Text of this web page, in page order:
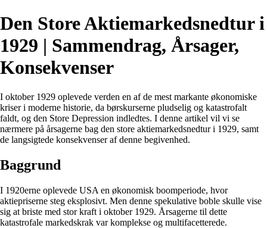
Den Store Aktiemarkedsnedtur i
1929 | Sammendrag, Årsager,
Konsekvenser
I oktober 1929 oplevede verden en af de mest markante økonomiske
kriser i moderne historie, da børskurserne pludselig og katastrofalt
faldt, og den Store Depression indledtes. I denne artikel vil vi se
nærmere på årsagerne bag den store aktiemarkedsnedtur i 1929, samt
de langsigtede konsekvenser af denne begivenhed.
Baggrund
I 1920erne oplevede USA en økonomisk boomperiode, hvor
aktiepriserne steg eksplosivt. Men denne spekulative boble skulle vise
sig at briste med stor kraft i oktober 1929. Årsagerne til dette
katastrofale markedskrak var komplekse og multifacetterede.